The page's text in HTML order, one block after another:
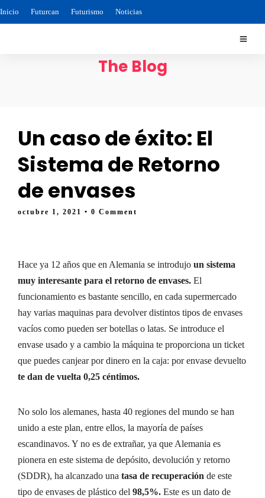
Inicio Futurcan Futurismo Noticias
The Blog
Un caso de éxito: El
Sistema de Retorno
de envases
octubre 1, 2021 • 0 Comment
Hace ya 12 años que en Alemania se introdujo un sistema
muy interesante para el retorno de envases. El
funcionamiento es bastante sencillo, en cada supermercado
hay varias maquinas para devolver distintos tipos de envases
vacíos como pueden ser botellas o latas. Se introduce el
envase usado y a cambio la máquina te proporciona un ticket
que puedes canjear por dinero en la caja: por envase devuelto
te dan de vuelta 0,25 céntimos.
No solo los alemanes, hasta 40 regiones del mundo se han
unido a este plan, entre ellos, la mayoría de países
escandinavos. Y no es de extrañar, ya que Alemania es
pionera en este sistema de depósito, devolución y retorno
(SDDR), ha alcanzado una tasa de recuperación de este
tipo de envases de plástico del 98,5%. Este es un dato de